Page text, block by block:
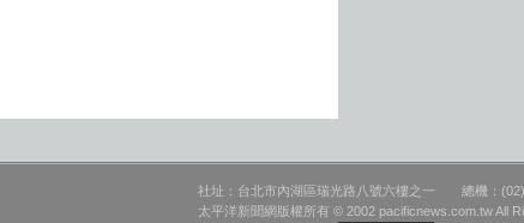
社址：台北市內湖區瑞光路八號六樓之一 總機：
太平洋新聞網版權所有 © 2002 pacificnews.com.tw All